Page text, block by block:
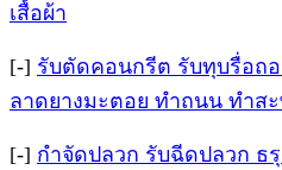
เสื้อผ้า
[-] รับตัดคอนกรีต รับทุบรื่อถอ
ลาดยางมะตอย ทำถนน ทำส
[-] กำจัดปลวก รับฉีดปลวก ธรุ